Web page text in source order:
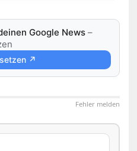
Google News –
↗
Fehler melden